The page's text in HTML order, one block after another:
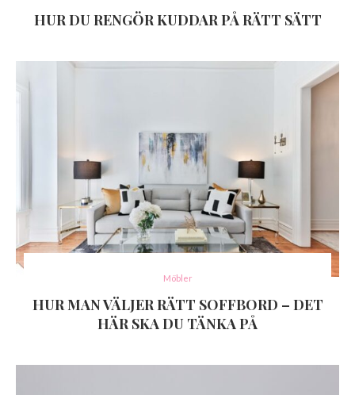
HUR DU RENGÖR KUDDAR PÅ RÄTT SÄTT
Möbler
HUR MAN VÄLJER RÄTT SOFFBORD – DET
HÄR SKA DU TÄNKA PÅ